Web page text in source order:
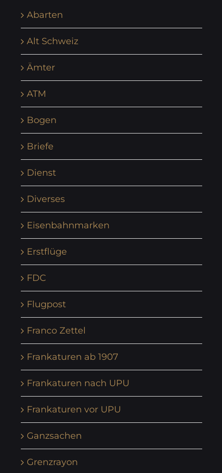
Abarten
Alt Schweiz
Ämter
ATM
Bogen
Briefe
Dienst
Diverses
Eisenbahnmarken
Erstflüge
FDC
Flugpost
Franco Zettel
Frankaturen ab 1907
Frankaturen nach UPU
Frankaturen vor UPU
Ganzsachen
Grenzrayon